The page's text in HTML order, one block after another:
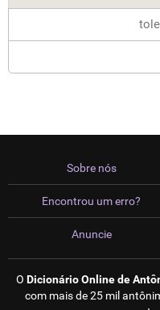
Sobre nós
Encontrou um erro?
Anuncie
O Dicionário Online de
com mais de 25 mil